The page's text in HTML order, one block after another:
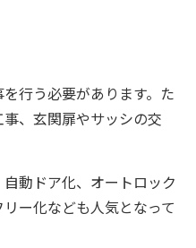
行う必要があります。た
、玄関扉やサッシの交
動ドア化、オートロック
ー化なども人気となって